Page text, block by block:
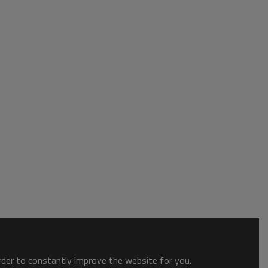
to constantly improve the website for you.